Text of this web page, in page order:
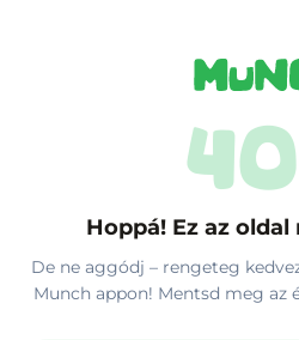
Hoppá! Ez az
De ne aggódj – rengeteg
Munch appon! Mentsd meg az